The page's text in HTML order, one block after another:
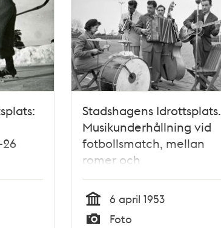
Stadshagens Idrottsplats.
Musikunderhållning vid
fotbollsmatch, mellan
romer och
Kungsholmsbor.
Trummisen är
förmodligen Rosa Taikon.
Tid
6 april 1953
Foto